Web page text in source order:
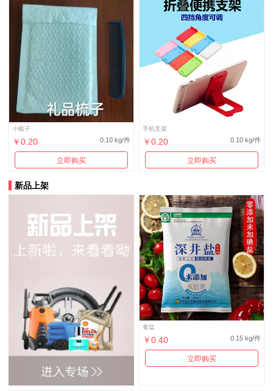
小梳子
￥0.20 0.10 kg/件
立即购买
手机支架
￥0.20 0.10 kg/件
立即购买
新品上架
食盐
￥0.40 0.15 kg/件
立即购买